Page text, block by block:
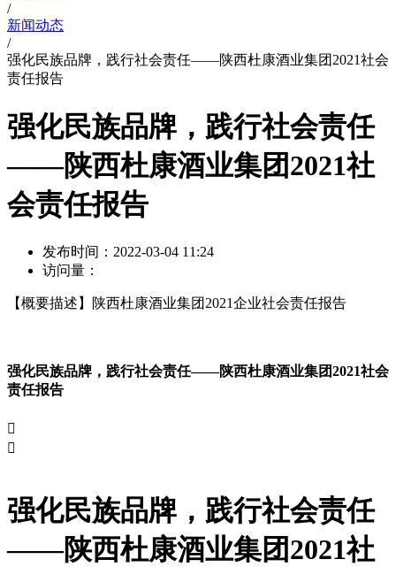
/
新闻动态
/
强化民族品牌，践行社会责任——陕西杜康酒业集团2021社会
责任报告
强化民族品牌，践行社会责任
——陕西杜康酒业集团2021社
会责任报告
发布时间： 2022-03-04 11:24
访问量：
【概要描述】 陕西杜康酒业集团2021企业社会责任报告
强化民族品牌，践行社会责任——陕西杜康酒业集团2021社会
责任报告


强化民族品牌，践行社会责任
——陕西杜康酒业集团2021社